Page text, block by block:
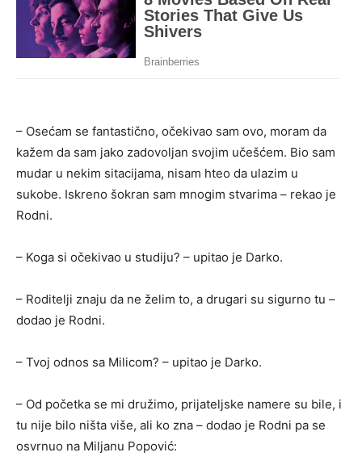
– Osećam se fantastično, očekivao sam ovo, moram da
kažem da sam jako zadovoljan svojim učešćem. Bio sam
mudar u nekim sitacijama, nisam hteo da ulazim u
sukobe. Iskreno šokran sam mnogim stvarima – rekao je
Rodni.
– Koga si očekivao u studiju? – upitao je Darko.
– Roditelji znaju da ne želim to, a drugari su sigurno tu –
dodao je Rodni.
– Tvoj odnos sa Milicom? – upitao je Darko.
– Od početka se mi družimo, prijateljske namere su bile, i
tu nije bilo ništa više, ali ko zna – dodao je Rodni pa se
osvrnuo na Miljanu Popović: